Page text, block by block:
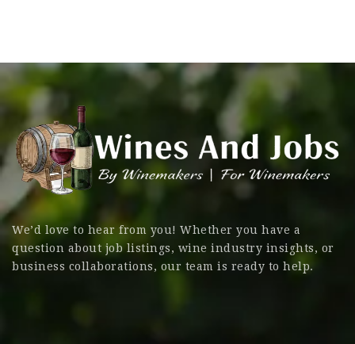
We’d love to hear from you! Whether you have a
question about job listings, wine industry insights, or
business collaborations, our team is ready to help.